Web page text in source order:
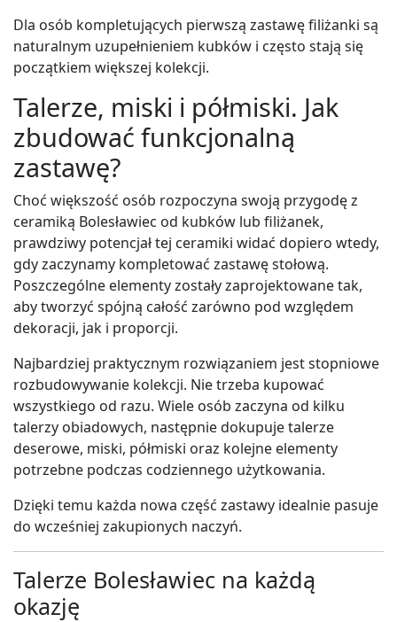
Dla osób kompletujących pierwszą zastawę filiżanki są
naturalnym uzupełnieniem kubków i często stają się
początkiem większej kolekcji.
Talerze, miski i półmiski. Jak
zbudować funkcjonalną
zastawę?
Choć większość osób rozpoczyna swoją przygodę z
ceramiką Bolesławiec od kubków lub filiżanek,
prawdziwy potencjał tej ceramiki widać dopiero wtedy,
gdy zaczynamy kompletować zastawę stołową.
Poszczególne elementy zostały zaprojektowane tak,
aby tworzyć spójną całość zarówno pod względem
dekoracji, jak i proporcji.
Najbardziej praktycznym rozwiązaniem jest stopniowe
rozbudowywanie kolekcji. Nie trzeba kupować
wszystkiego od razu. Wiele osób zaczyna od kilku
talerzy obiadowych, następnie dokupuje talerze
deserowe, miski, półmiski oraz kolejne elementy
potrzebne podczas codziennego użytkowania.
Dzięki temu każda nowa część zastawy idealnie pasuje
do wcześniej zakupionych naczyń.
Talerze Bolesławiec na każdą
okazję